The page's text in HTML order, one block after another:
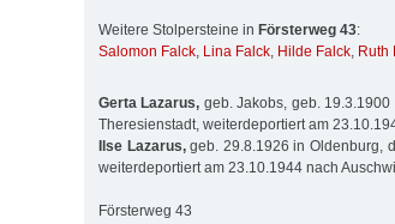
Weitere Stolpersteine in Försterweg 43:
Salomon Falck, Lina Falck, Hilde Falck, Ruth
Gerta Lazarus, geb. Jakobs, geb.
Theresienstadt, weiterdeportiert am
Ilse Lazarus,geb. 29.8.1926 in Oldenburg,
weiterdeportiert am 23.10.1944 nach
Försterweg 43